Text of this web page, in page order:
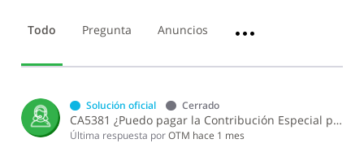
de
Ley
de
integral
y
coprocesamiento
Todo Pregunta Anuncios •••
Solución oficial Cerrado
CA5381 ¿Puedo pagar la Contribución Especial para la Gestión Integral de Residuos Sólidos de manera fraccionada?
Última respuesta porOTM hace 1 mes